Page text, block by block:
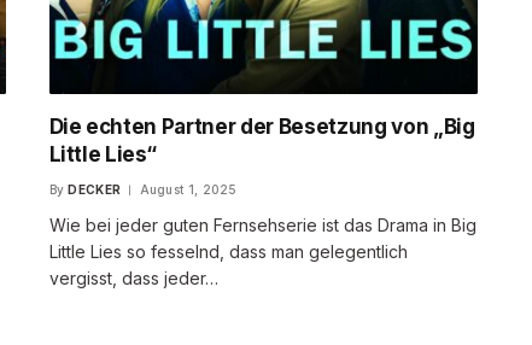
Die echten Partner der Besetzung von „Big
Little Lies“
By DECKER August 1, 2025
Wie bei jeder guten Fernsehserie ist das Drama in Big
Little Lies so fesselnd, dass man gelegentlich
vergisst, dass jeder…